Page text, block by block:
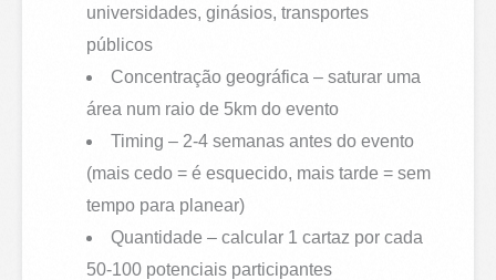
universidades, ginásios, transportes
públicos
Concentração geográfica – saturar uma
área num raio de 5km do evento
Timing – 2-4 semanas antes do evento
(mais cedo = é esquecido, mais tarde = sem
tempo para planear)
Quantidade – calcular 1 cartaz por cada
50-100 potenciais participantes